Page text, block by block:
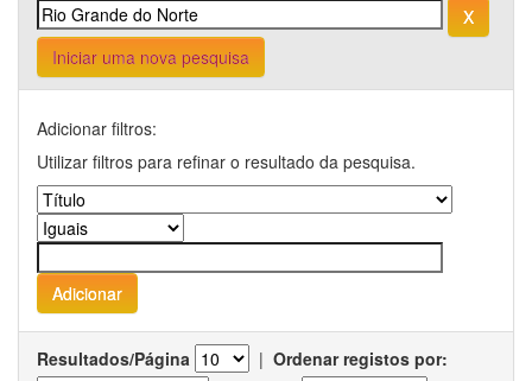
Iniciar uma nova pesquisa
Adicionar filtros:
Utilizar filtros para refinar o resultado da pesquisa.
Resultados/Página | Ordenar registos por: